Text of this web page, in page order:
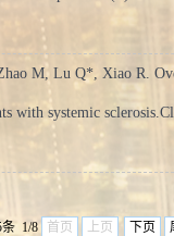
M, Lu Q*, Xiao R.
with systemic
条 1/8 首页 上页 下页